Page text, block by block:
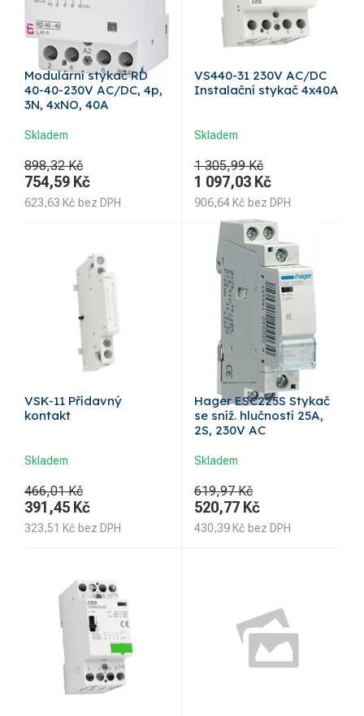
Modulární stykač RD
40-40-230V AC/DC, 4p,
3N, 4xNO, 40A
Skladem
898,32 Kč
754,59 Kč
623,63 Kč bez DPH
VS440-31 230V AC/DC
Instalační stykač 4x40A
Skladem
1 305,99 Kč
1 097,03 Kč
906,64 Kč bez DPH
VSK-11 Přídavný
kontakt
Skladem
466,01 Kč
391,45 Kč
323,51 Kč bez DPH
Hager ESC225S Stykač
se sníž. hlučností 25A,
2S, 230V AC
Skladem
619,97 Kč
520,77 Kč
430,39 Kč bez DPH